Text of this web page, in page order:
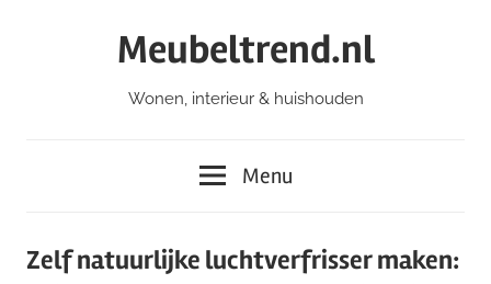
Meubeltrend.nl
Wonen, interieur & huishouden
Menu
Zelf natuurlijke luchtverfrisser maken: